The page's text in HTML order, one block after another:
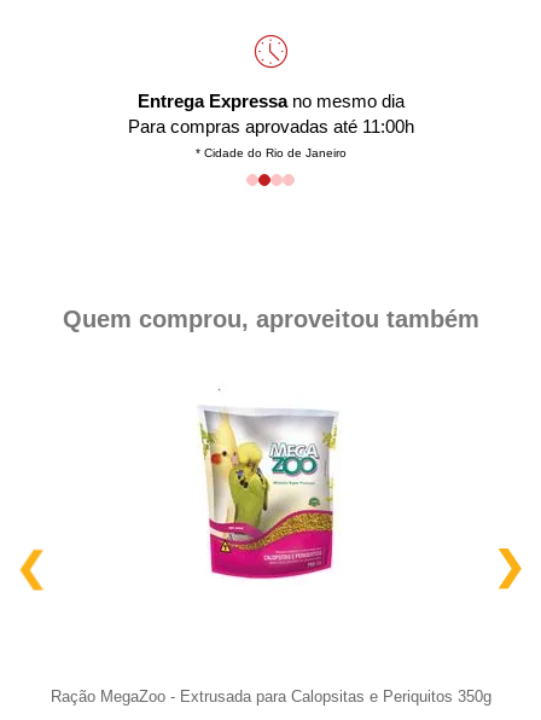
Entrega Expressano mesmo dia
Para compras aprovadas até 11:00h
* Cidade do Rio de Janeiro
Quem comprou, aproveitou também
Ração MegaZoo - Extrusada para Calopsitas e Periquitos 350g